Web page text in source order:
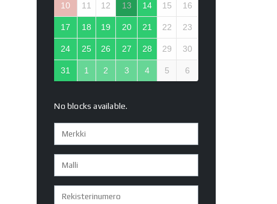
10 11 12 13 14 15 16
17 18 19 20 21 22 23
24 25 26 27 28 29 30
31 1 2 3 4 5 6
No blocks available.